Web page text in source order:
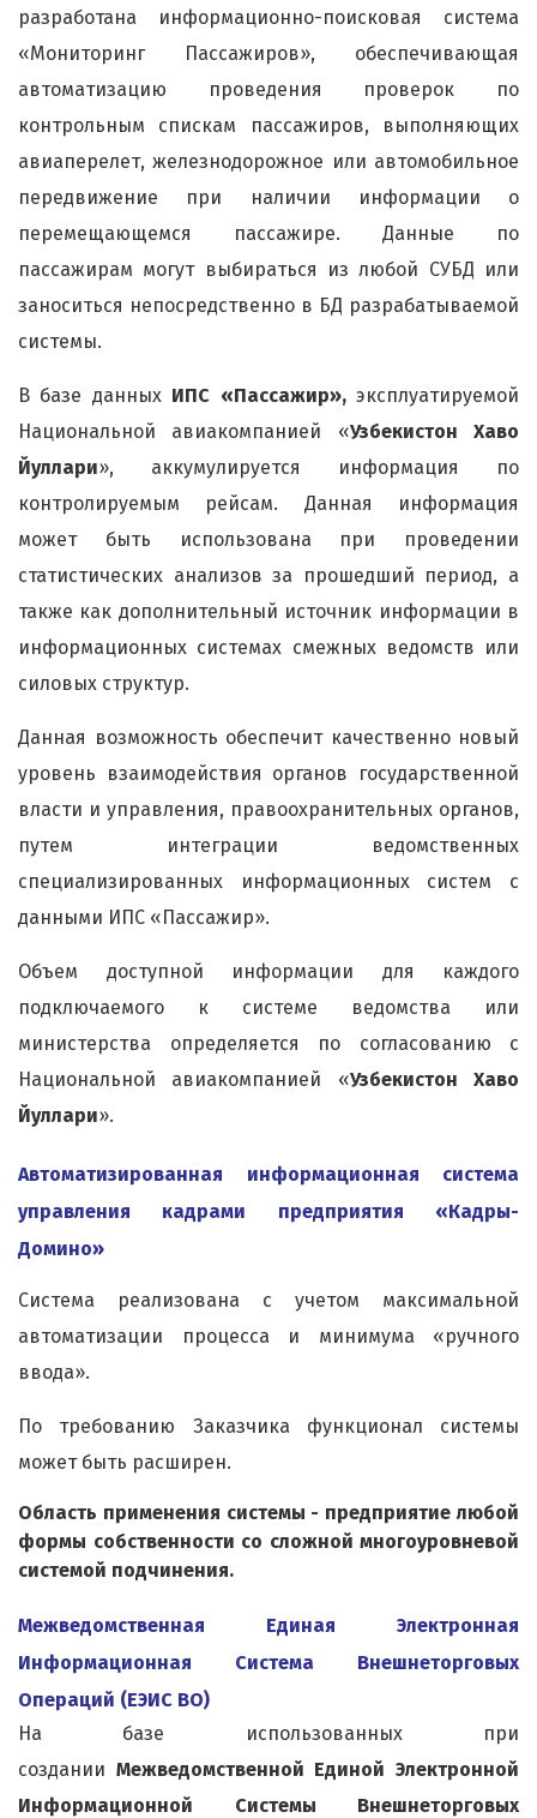
разработана информационно-поисковая система
«Мониторинг Пассажиров», обеспечивающая
автоматизацию проведения проверок по
контрольным спискам пассажиров, выполняющих
авиаперелет, железнодорожное или автомобильное
передвижение при наличии информации о
перемещающемся пассажире. Данные по
пассажирам могут выбираться из любой СУБД или
заноситься непосредственно в БД разрабатываемой
системы.
В базе данных ИПС «Пассажир»,эксплуатируемой
Национальной авиакомпанией «Узбекистон Хаво
Йуллари», аккумулируется информация по
контролируемым рейсам. Данная информация
может быть использована при проведении
статистических анализов за прошедший период, а
также как дополнительный источник информации в
информационных системах смежных ведомств или
силовых структур.
Данная возможность обеспечит качественно новый
уровень взаимодействия органов государственной
власти и управления, правоохранительных органов,
путем интеграции ведомственных
специализированных информационных систем с
данными ИПС «Пассажир».
Объем доступной информации для каждого
подключаемого к системе ведомства или
министерства определяется по согласованию с
Национальной авиакомпанией «Узбекистон Хаво
Йуллари».
Автоматизированная информационная система
управления кадрами предприятия «Кадры-
Домино»
Система реализована с учетом максимальной
автоматизации процесса и минимума «ручного
ввода».
По требованию Заказчика функционал системы
может быть расширен.
Область применения системы - предприятие любой
формы собственности со сложной многоуровневой
системой подчинения.
Межведомственная Единая Электронная
Информационная Система Внешнеторговых
Операций (ЕЭИС ВО)
На базе использованных при
создании Межведомственной Единой Электронной
Информационной Системы Внешнеторговых